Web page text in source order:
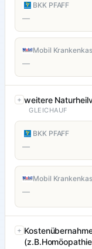
BKK PFAFF
—
Mobil
—
weitere
GLEICHAUF
BKK PFAFF
—
Mobil
—